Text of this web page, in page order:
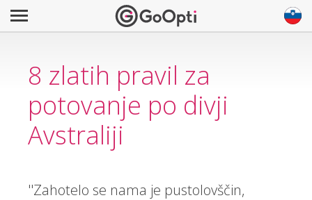
8 zlatih pravil za
potovanje po divji
Avstraliji
''Zahotelo se nama je pustolovščin,